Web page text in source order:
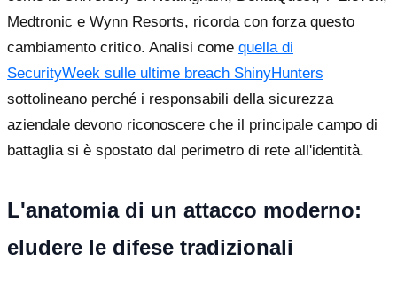
Medtronic e Wynn Resorts, ricorda con forza questo
cambiamento critico. Analisi come quella di
SecurityWeek sulle ultime breach ShinyHunters
sottolineano perché i responsabili della sicurezza
aziendale devono riconoscere che il principale campo di
battaglia si è spostato dal perimetro di rete all'identità.
L'anatomia di un attacco moderno:
eludere le difese tradizionali